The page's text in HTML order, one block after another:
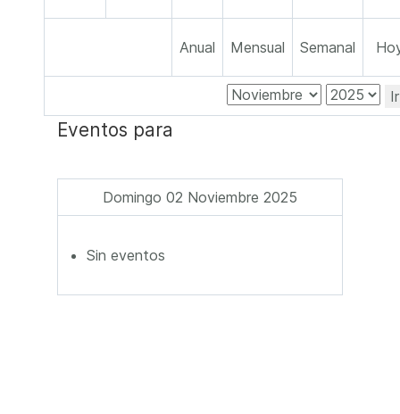
Anual Mensual Semanal
Eventos para
Domingo 02 Noviembre 2025
Sin eventos